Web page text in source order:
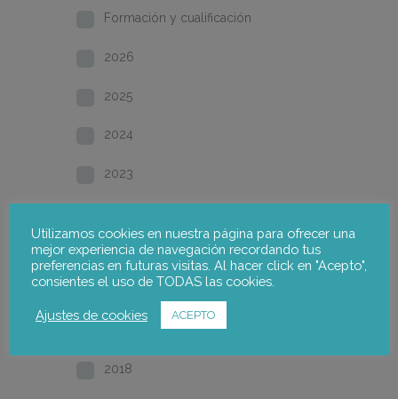
Formación y cualificación
2026
2025
2024
2023
2021
2020
2018
Utilizamos cookies en nuestra página para ofrecer una
mejor experiencia de navegación recordando tus
preferencias en futuras visitas. Al hacer click en "Acepto",
consientes el uso de TODAS las cookies.
Ajustes de cookies ACEPTO